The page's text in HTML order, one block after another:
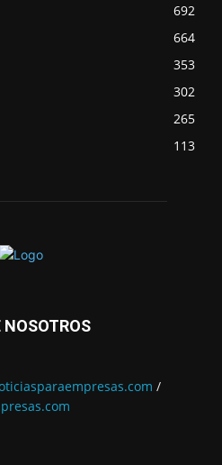
692
664
353
302
265
113
NOSOTROS
/